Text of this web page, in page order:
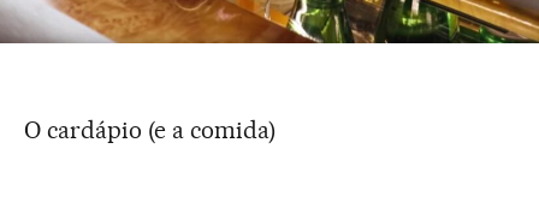
O cardápio (e a comida)